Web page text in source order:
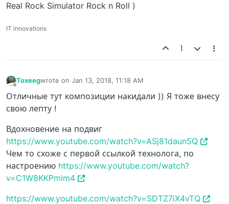
Real Rock Simulator Rock n Roll )
IT innovations
1
Toxeegwrote on Jan 13, 2018, 11:18 AM
last edited by
Отличные тут композиции накидали )) Я тоже внесу
свою лепту !
Вдохновение на подвиг
https://www.youtube.com/watch?v=ASj81daun5Q
Чем то схоже с первой ссылкой технолога, по
настроению https://www.youtube.com/watch?
v=C1W8KKPmlm4
https://www.youtube.com/watch?v=SDTZ7iX4vTQ